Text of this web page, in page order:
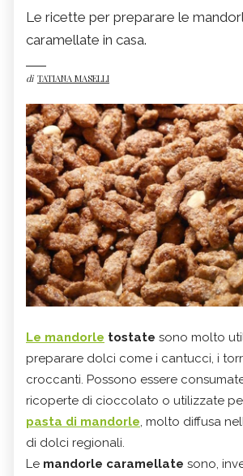
Le ricette per preparare le
caramellate in casa.
di TATIANA MASELLI
Le mandorle tostate sono molto
preparare dolci come i cantucci, i
croccanti. Possono essere
ricoperte di cioccolato o utilizzate
pasta di mandorle, molto diffusa
di dolci regionali.
Le mandorle caramellate sono,